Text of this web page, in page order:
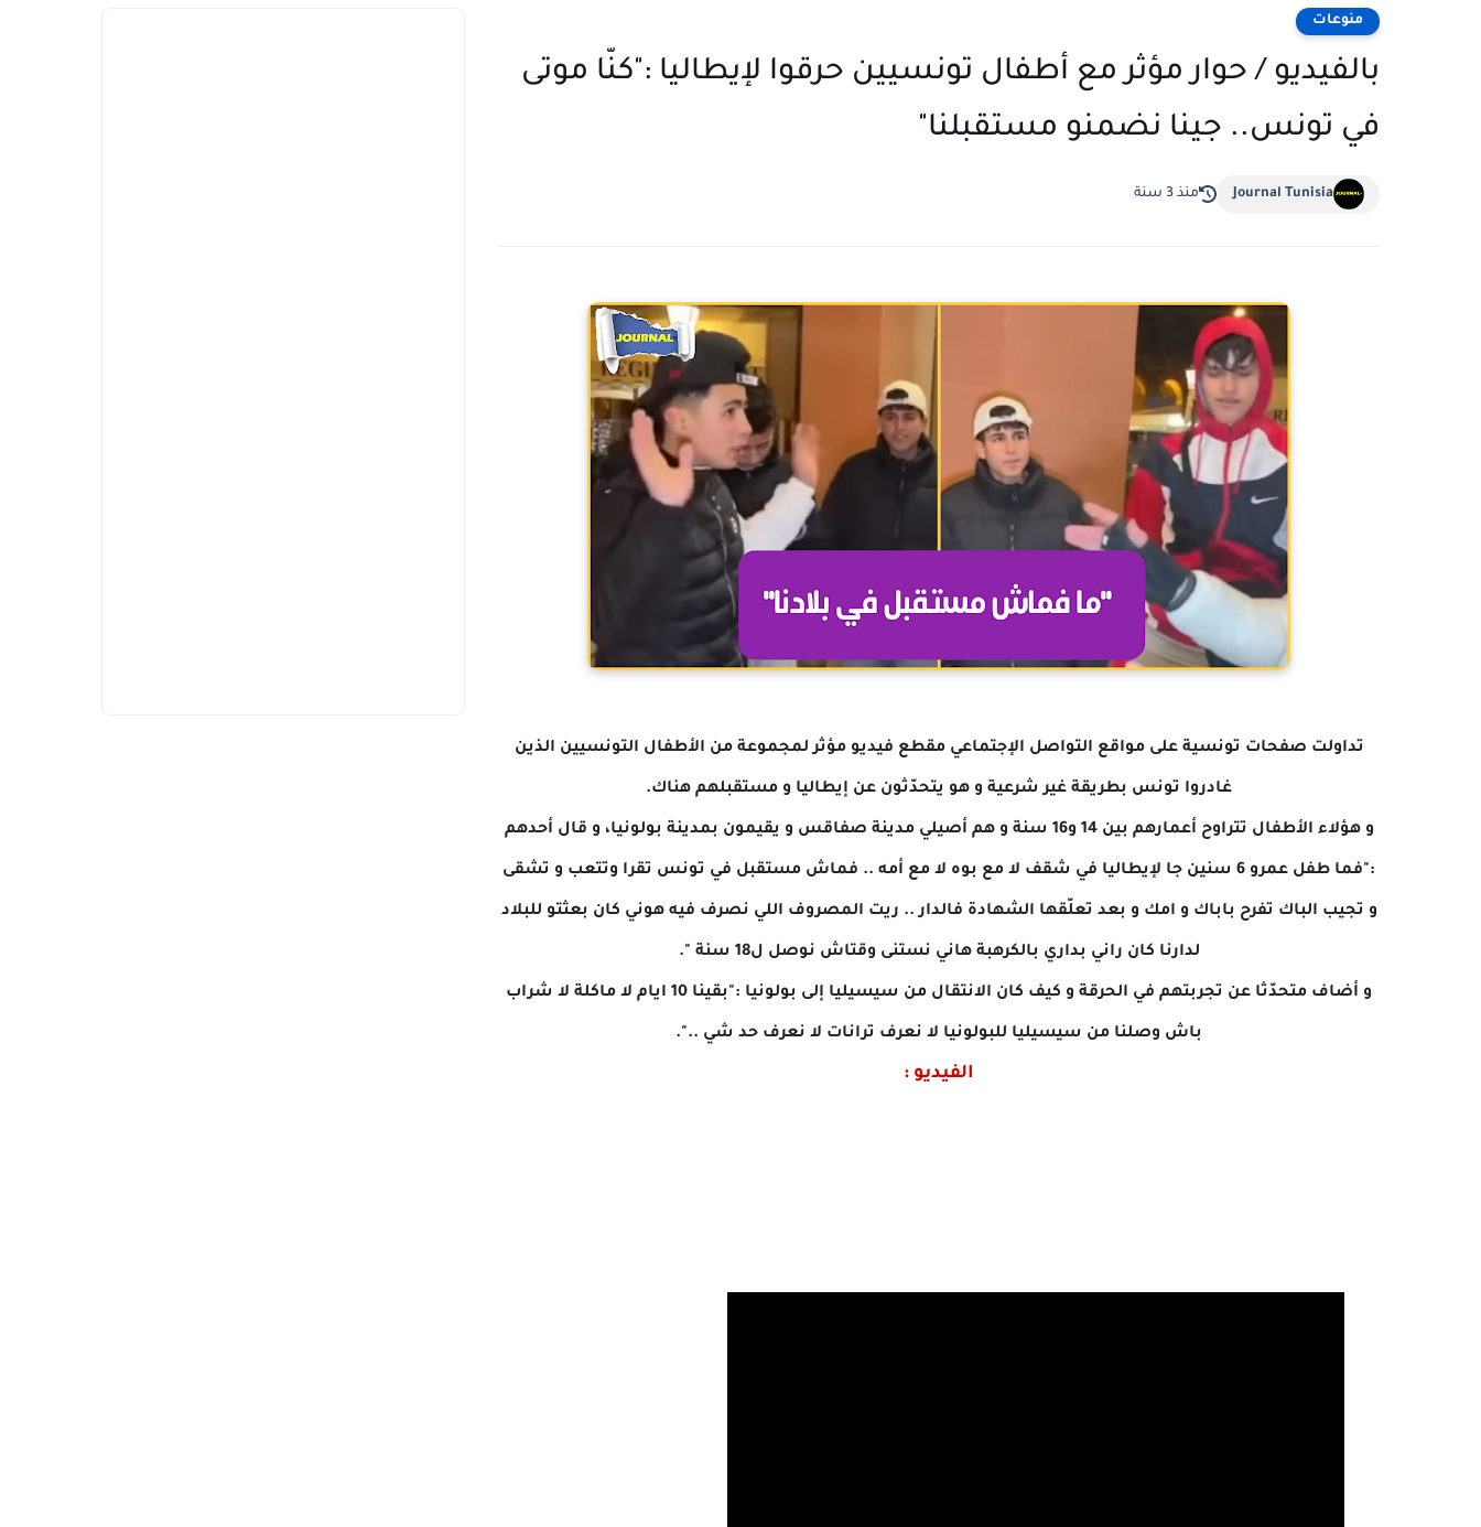
منوعات
بالفيديو / حوار مؤثر مع أطفال تونسيين حرقوا لإيطاليا :"كنّا موتى
في تونس.. جينا نضمنو مستقبلنا"
Journal Tunisia منذ 3 سنة
تداولت صفحات تونسية على مواقع التواصل الإجتماعي مقطع فيديو مؤثر لمجموعة من الأطفال التونسيين الذين
غادروا تونس بطريقة غير شرعية و هو يتحدّثون عن إيطاليا و مستقبلهم هناك.
و هؤلاء الأطفال تتراوح أعمارهم بين 14 و16 سنة و هم أصيلي مدينة صفاقس و يقيمون بمدينة بولونيا، و قال أحدهم
:"فما طفل عمرو 6 سنين جا لإيطاليا في شقف لا مع بوه لا مع أمه .. فماش مستقبل في تونس تقرا وتتعب و تشقى
و تجيب الباك تفرح باباك و امك و بعد تعلّقها الشهادة فالدار .. ريت المصروف اللي نصرف فيه هوني كان بعثتو للبلاد
لدارنا كان راني بداري بالكرهبة هاني نستنى وقتاش نوصل ل18 سنة ".
و أضاف متحدّثا عن تجربتهم في الحرقة و كيف كان الانتقال من سيسيليا إلى بولونيا :"بقينا 10 ايام لا ماكلة لا شراب
باش وصلنا من سيسيليا للبولونيا لا نعرف ترانات لا نعرف حد شي ..".
الفيديو :